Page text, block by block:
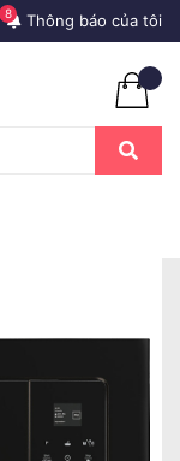
Thông báo của tôi
8